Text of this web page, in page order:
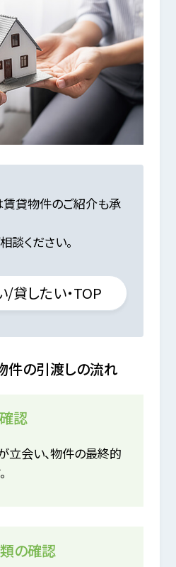
貸物件のご紹介も承
談ください。
/貸したい・TOP
件の引渡しの流れ
認
立会い、物件の最終的
の確認